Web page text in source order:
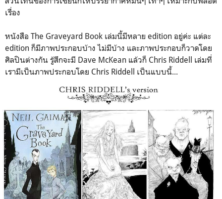
เรื่อง
หนังสือ The Graveyard Book เล่มนี้มีหลาย edition อยู่ค่ะ แต่ละ
edition ก็มีภาพประกอบบ้าง ไม่มีบ้าง และภาพประกอบก็วาดโดย
ศิลปินต่างกัน รู้สึกจะมี Dave McKean แล้วก็ Chris Riddell เล่มที่
เรามีเป็นภาพประกอบโดย Chris Riddell เป็นแบบนี้...